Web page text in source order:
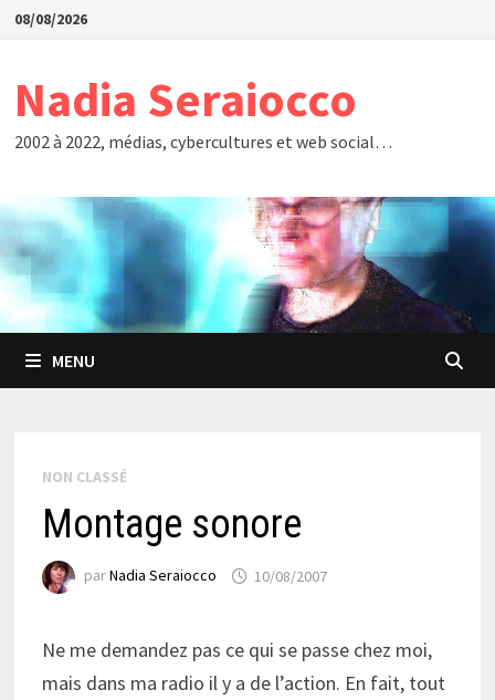
Passer
08/08/2026
Nadia Seraiocco
2002 à 2022, médias, cybercultures et web social…
MENU
NON CLASSÉ
Montage sonore
parNadia Seraiocco 10/08/2007
Ne me demandez pas ce qui se passe chez moi,
mais dans ma radio il y a de l’action. En fait, tout